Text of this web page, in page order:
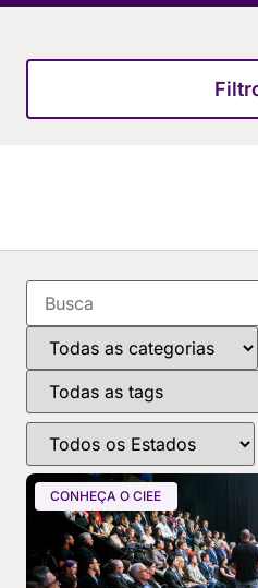
CONHEÇA O CIEE